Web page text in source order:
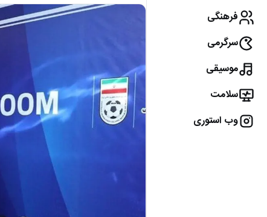
فرهنگی
سرگرمی
موسیقی
سلامت
وب استوری